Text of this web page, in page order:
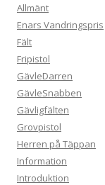
Allmänt
Enars Vandringspris
Fält
Fripistol
GävleDarren
GävleSnabben
Gävligfälten
Grovpistol
Herren på Täppan
Information
Introduktion